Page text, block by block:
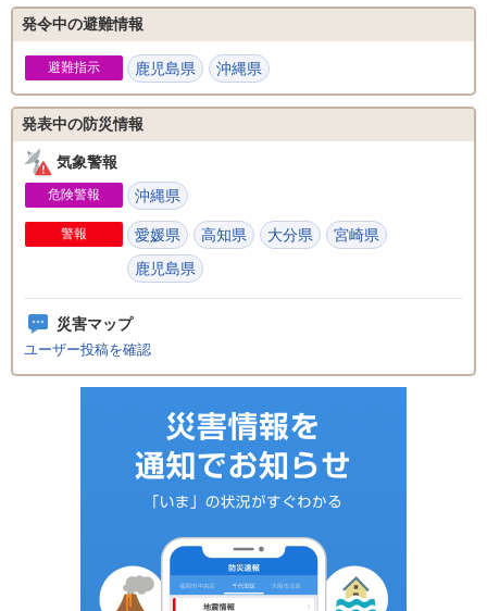
発令中の避難情報
避難指示 鹿児島県 沖縄県
発表中の防災情報
気象警報
危険警報 沖縄県
警報 愛媛県 高知県 大分県
宮崎県
鹿児島県
災害マップ
ユーザー投稿を確認